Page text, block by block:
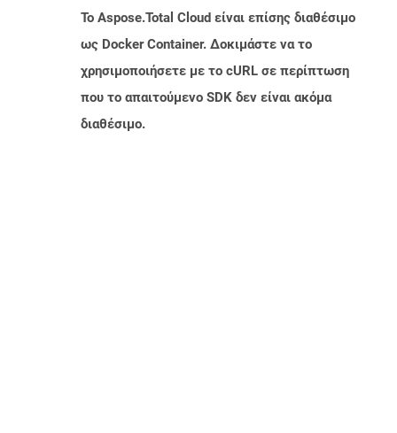
Το Aspose.Total Cloud είναι επίσης διαθέσιμο
ως Docker Container. Δοκιμάστε να το
χρησιμοποιήσετε με το cURL σε περίπτωση
που το απαιτούμενο SDK δεν είναι ακόμα
διαθέσιμο.